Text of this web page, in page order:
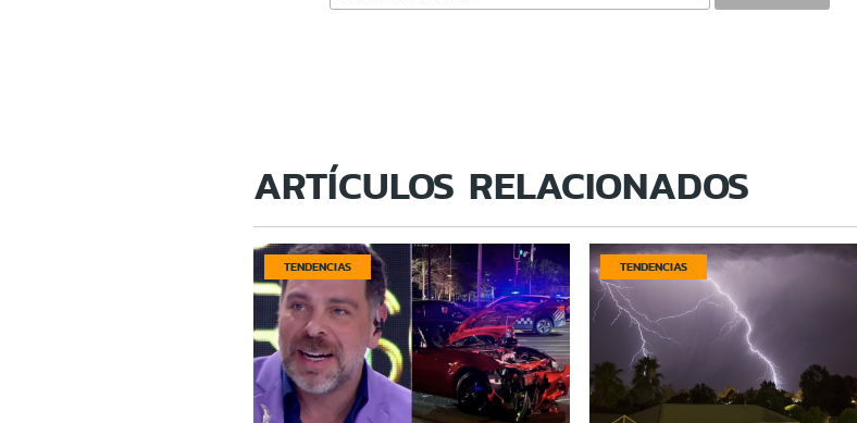
ARTÍCULOS RELACIONADOS
TENDENCIAS TENDENCIAS